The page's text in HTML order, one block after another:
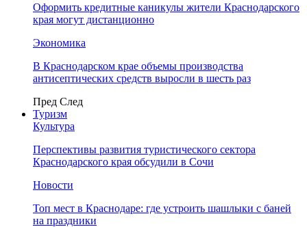
Оформить кредитные каникулы жители Краснодарского
края могут дистанционно
Экономика
В Краснодарском крае объемы производства
антисептических средств выросли в шесть раз
Пред След
Туризм
Культура
Перспективы развития туристического сектора
Краснодарского края обсудили в Сочи
Новости
Топ мест в Краснодаре: где устроить шашлыки с баней
на праздники